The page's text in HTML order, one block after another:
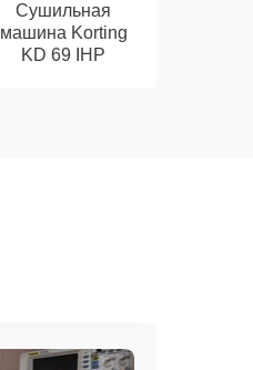
Сушильная
машина Korting
KD 69 IHP